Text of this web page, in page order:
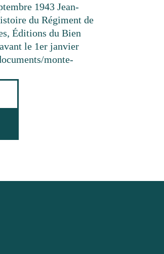
1943 Jean-
du Régiment de
Éditions du Bien
le 1er janvier
monte-